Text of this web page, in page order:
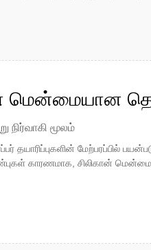
மென்மையான
நிர்வாகி மூலம்
தயாரிப்புகளின்
காரணமாக, சிலிகான்